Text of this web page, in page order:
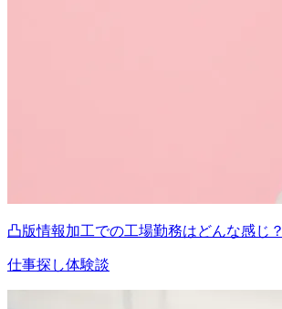
凸版情報加工での工場勤務はどんな感じ？
仕事探し体験談